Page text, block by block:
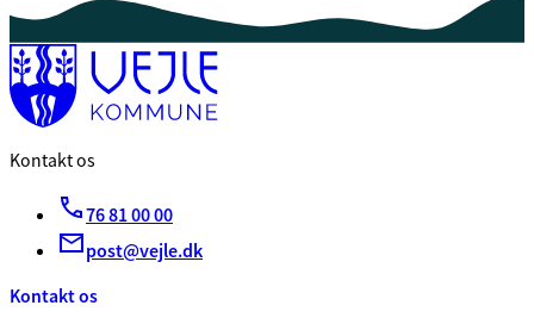
Kontakt os
76 81 00 00
post@vejle.dk
Kontakt os